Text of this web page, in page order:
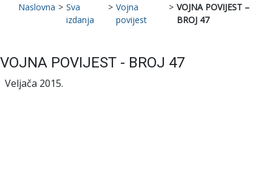
Naslovna > Sva
izdanja
> Vojna
povijest
> VOJNA POVIJEST –
BROJ 47
VOJNA POVIJEST - BROJ 47
Veljača 2015.